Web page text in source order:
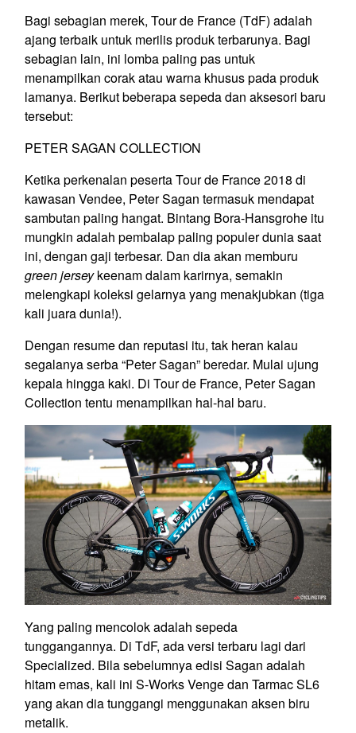
Bagi sebagian merek, Tour de France (TdF) adalah
ajang terbaik untuk merilis produk terbarunya. Bagi
sebagian lain, ini lomba paling pas untuk
menampilkan corak atau warna khusus pada produk
lamanya. Berikut beberapa sepeda dan aksesori baru
tersebut:
PETER SAGAN COLLECTION
Ketika perkenalan peserta Tour de France 2018 di
kawasan Vendee, Peter Sagan termasuk mendapat
sambutan paling hangat. Bintang Bora-Hansgrohe itu
mungkin adalah pembalap paling populer dunia saat
ini, dengan gaji terbesar. Dan dia akan memburu
green jerseykeenam dalam karirnya, semakin
melengkapi koleksi gelarnya yang menakjubkan (tiga
kali juara dunia!).
Dengan resume dan reputasi itu, tak heran kalau
segalanya serba “Peter Sagan” beredar. Mulai ujung
kepala hingga kaki. Di Tour de France, Peter Sagan
Collection tentu menampilkan hal-hal baru.
Yang paling mencolok adalah sepeda
tunggangannya. Di TdF, ada versi terbaru lagi dari
Specialized. Bila sebelumnya edisi Sagan adalah
hitam emas, kali ini S-Works Venge dan Tarmac SL6
yang akan dia tunggangi menggunakan aksen biru
metalik.